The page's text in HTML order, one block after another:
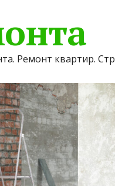
Ремонт квартир.